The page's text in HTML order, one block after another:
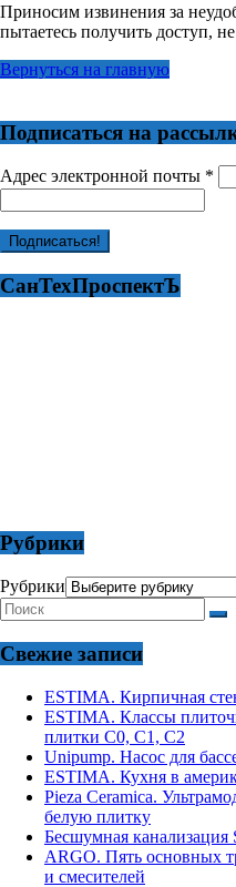
Приносим извинения за
пытаетесь получить доступ,
Вернуться на главную
Подписаться на
Адрес электронной почты *
СанТехПроспектЪ
Рубрики
Рубрики
Свежие записи
ESTIMA. Кирпичная
ESTIMA. Классы
плитки С0, С1, С2
Unipump. Насос для
ESTIMA. Кухня в
Pieza Ceramica.
белую плитку
Бесшумная канализация
ARGO. Пять основных
и смесителей